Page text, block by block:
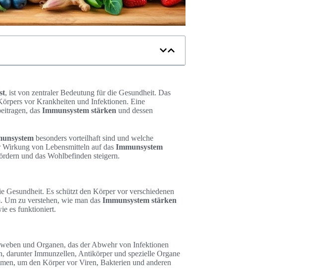
, ist von zentraler Bedeutung für die Gesundheit. Das
vor Krankheiten und Infektionen. Eine
das Immunsystem stärken und dessen
besonders vorteilhaft sind und welche
von Lebensmitteln auf das Immunsystem
und das Wohlbefinden steigern.
Gesundheit. Es schützt den Körper vor verschiedenen
Um zu verstehen, wie man das Immunsystem stärken
es funktioniert.
und Organen, das der Abwehr von Infektionen
darunter Immunzellen, Antikörper und spezielle Organe
um den Körper vor Viren, Bakterien und anderen